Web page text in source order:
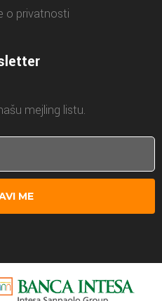
o privatnosti
mejling listu.
ME